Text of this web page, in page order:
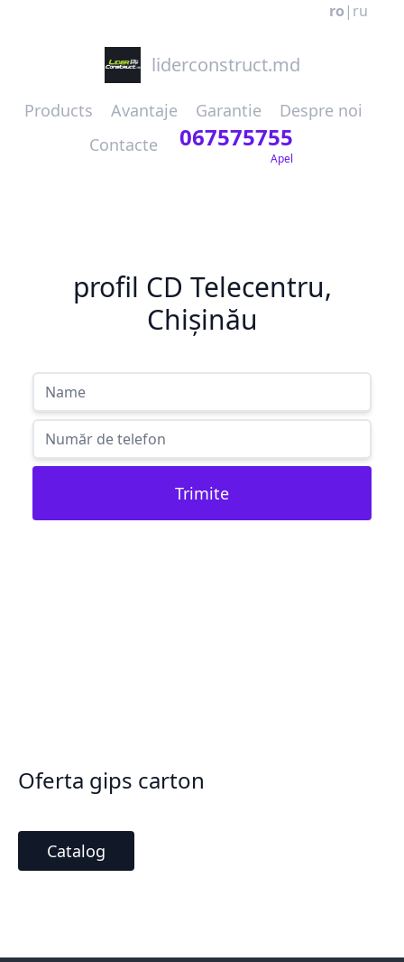
ro | ru
liderconstruct.md
Products Avantaje Garantie
Despre noi
Contacte
067575755
Apel
profil CD Telecentru,
Chișinău
Trimite
Oferta gips carton
Catalog